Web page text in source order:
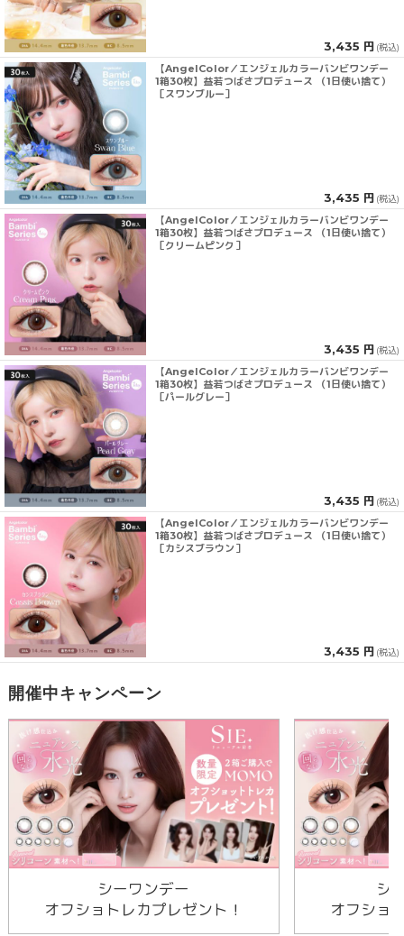
3,435 円 (税込)
【AngelColor／エンジェルカラーバンビワンデー
1箱30枚】益若つばさプロデュース （1日使い捨て）
［スワンブルー］
3,435 円 (税込)
【AngelColor／エンジェルカラーバンビワンデー
1箱30枚】益若つばさプロデュース （1日使い捨て）
［クリームピンク］
3,435 円 (税込)
【AngelColor／エンジェルカラーバンビワンデー
1箱30枚】益若つばさプロデュース （1日使い捨て）
［パールグレー］
3,435 円 (税込)
【AngelColor／エンジェルカラーバンビワンデー
1箱30枚】益若つばさプロデュース （1日使い捨て）
［カシスブラウン］
3,435 円 (税込)
開催中キャンペーン
シーワンデー
オフショトレカプレゼント！
シ
オフショ